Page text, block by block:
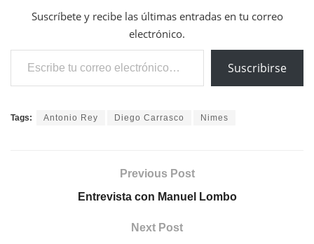
Suscríbete y recibe las últimas entradas en tu correo
electrónico.
Escribe tu correo electrónico…
Suscribirse
Tags: Antonio Rey Diego Carrasco Nimes
Previous Post
Entrevista con Manuel Lombo
Next Post